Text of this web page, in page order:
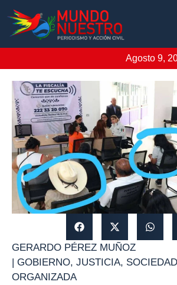
Agosto 9,
GERARDO PÉREZ MUÑOZ
| GOBIERNO, JUSTICIA,
ORGANIZADA